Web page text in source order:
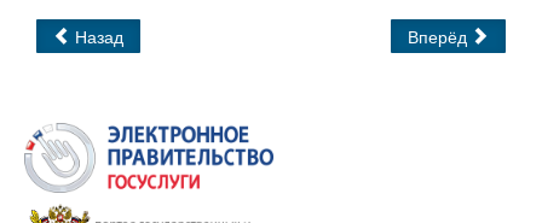
Назад Вперёд